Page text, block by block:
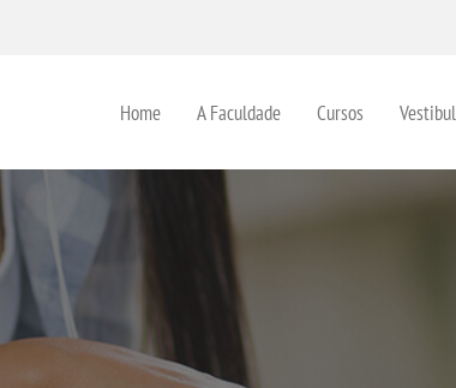
Home A Faculdade Cursos